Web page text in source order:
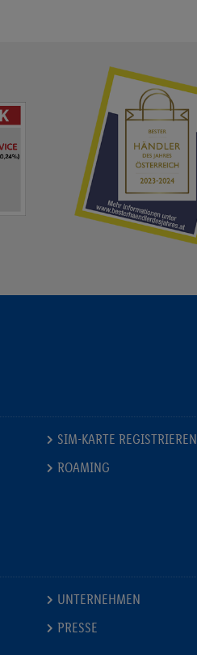
SIM-KARTE REGISTRIEREN
ROAMING
UNTERNEHMEN
PRESSE